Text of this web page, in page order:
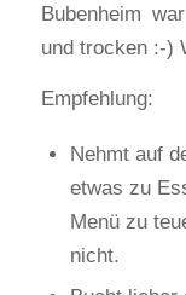
Bubenheim
und trocken :-)
Empfehlung:
Nehmt auf
etwas zu
Menü zu
nicht.